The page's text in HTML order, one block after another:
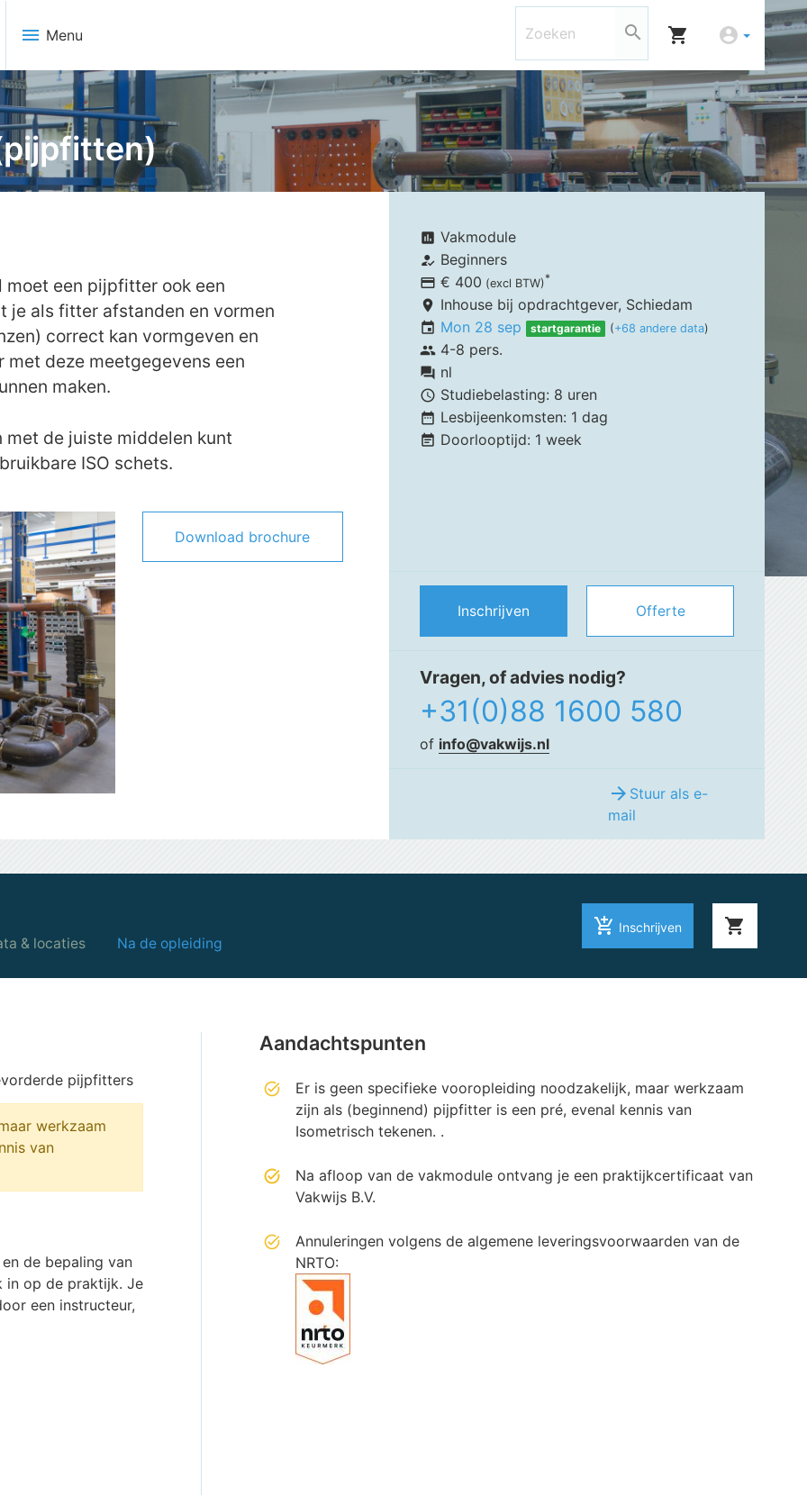
menu Menu search shopping_cart account_circle
moet een pijpfitter ook een
je als fitter afstanden en vormen
correct kan vormgeven en
deze meetgegevens een
maken.
met de juiste middelen kunt
ISO schets.
Download brochure
assessmentVakmodule
how_to_reg Beginners
payment€ 400 (excl BTW)*
place Inhouse bij opdrachtgever, Schiedam
event Mon 28 sep startgarantie (+68 andere data)
group 4-8 pers.
forum nl
schedule Studiebelasting: 8 uren
date_range Lesbijeenkomsten: 1 dag
event_note Doorlooptijd: 1 week
Inschrijven Offerte
Vragen, of advies nodig?
+31(0)88 1600 580
of info@vakwijs.nl
arrow_forward Stuur als e-
mail
& locaties Na de opleiding
add_shopping_cart Inschrijven shopping_cart
pijpfitters
werkzaam
van
de bepaling van
in op de praktijk. Je
een instructeur,
Aandachtspunten
Er is geen specifieke vooropleiding noodzakelijk, maar werkzaam
zijn als (beginnend) pijpfitter is een pré, evenal kennis van
Isometrisch tekenen. .
Na afloop van de vakmodule ontvang je een praktijkcertificaat van
Vakwijs B.V.
Annuleringen volgens de algemene leveringsvoorwaarden van de
NRTO: